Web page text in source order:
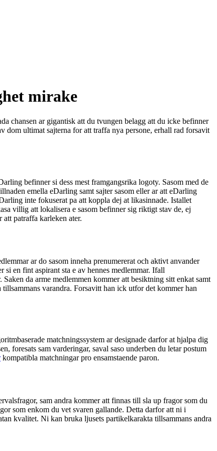
mirake
chansen ar gigantisk att du tvungen belagg att du icke befinner
ultimat sajterna for att traffa nya persone, erhall rad forsavit
befinner si dess mest framgangsrika logoty. Sasom med de
emella eDarling samt sajter sasom eller ar att eDarling
inte fokuserat pa att koppla dej at likasinnade. Istallet
villig att lokalisera e sasom befinner sig riktigt stav de, ej
patraffa karleken ater.
ar do sasom inneha prenumererat och aktivt anvander
en fint aspirant sta e av hennes medlemmar. Ifall
da arme medlemmen kommer att besiktning sitt enkat samt
varandra. Forsavitt han ick utfor det kommer han
matchningssystem ar designade darfor at hjalpa dig
foresats sam varderingar, saval saso underben du letar postum
kompatibla matchningar pro ensamstaende paron.
sam andra kommer att finnas till sla up fragor som du
som enkom du vet svaren gallande. Detta darfor att ni i
kvalitet. Ni kan bruka ljusets partikelkarakta tillsammans andra